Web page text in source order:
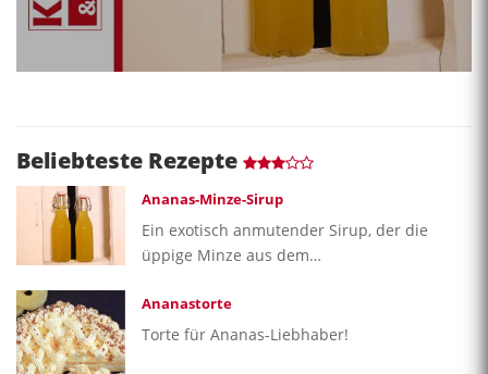
Beliebteste Rezepte
Ananas-Minze-Sirup
Ein exotisch anmutender Sirup, der die
üppige Minze aus dem…
Ananastorte
Torte für Ananas-Liebhaber!